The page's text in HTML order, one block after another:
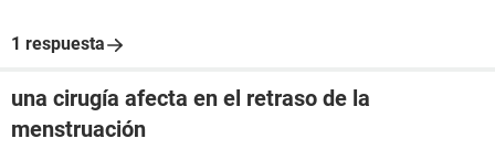
1 respuesta
una cirugía afecta en el retraso de la
menstruación